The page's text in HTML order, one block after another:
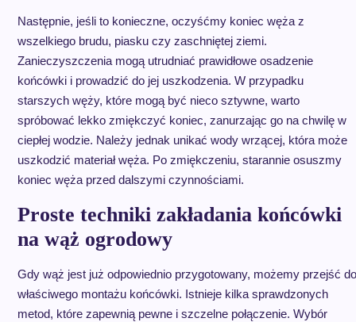
Następnie, jeśli to konieczne, oczyśćmy koniec węża z
wszelkiego brudu, piasku czy zaschniętej ziemi.
Zanieczyszczenia mogą utrudniać prawidłowe osadzenie
końcówki i prowadzić do jej uszkodzenia. W przypadku
starszych węży, które mogą być nieco sztywne, warto
spróbować lekko zmiękczyć koniec, zanurzając go na chwilę w
ciepłej wodzie. Należy jednak unikać wody wrzącej, która może
uszkodzić materiał węża. Po zmiękczeniu, starannie osuszmy
koniec węża przed dalszymi czynnościami.
Proste techniki zakładania końcówki
na wąż ogrodowy
Gdy wąż jest już odpowiednio przygotowany, możemy przejść do
właściwego montażu końcówki. Istnieje kilka sprawdzonych
metod, które zapewnią pewne i szczelne połączenie. Wybór